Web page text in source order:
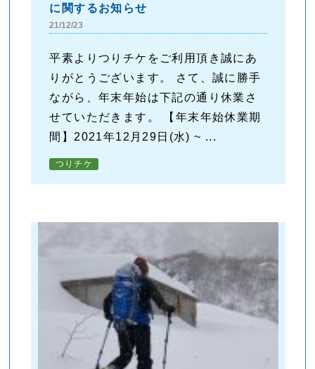
に関するお知らせ
21/12/23
平素よりつりチケをご利用頂き誠にあ
りがとうございます。 さて、誠に勝手
ながら、年末年始は下記の通り休業さ
せていただきます。 【年末年始休業期
間】2021年12月29日(水) ~ ...
つりチケ